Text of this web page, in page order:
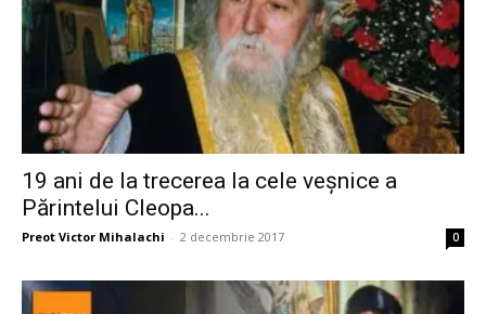
19 ani de la trecerea la cele veşnice a
Părintelui Cleopa...
Preot Victor Mihalachi - 2 decembrie 2017 0